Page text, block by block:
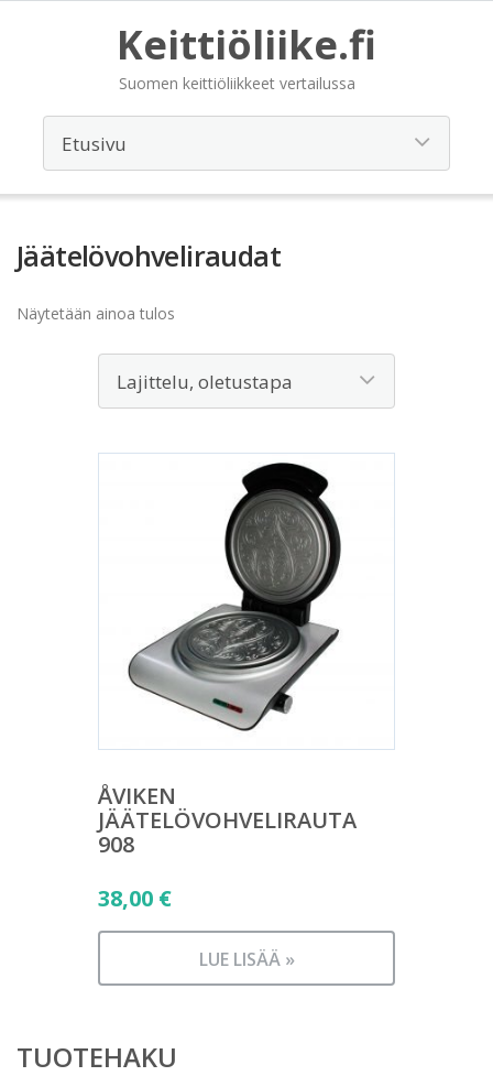
Keittiöliike.fi
Suomen keittiöliikkeet vertailussa
Jäätelövohveliraudat
Näytetään ainoa tulos
ÅVIKEN
JÄÄTELÖVOHVELIRAUTA
908
38,00 €
LUE LISÄÄ »
TUOTEHAKU